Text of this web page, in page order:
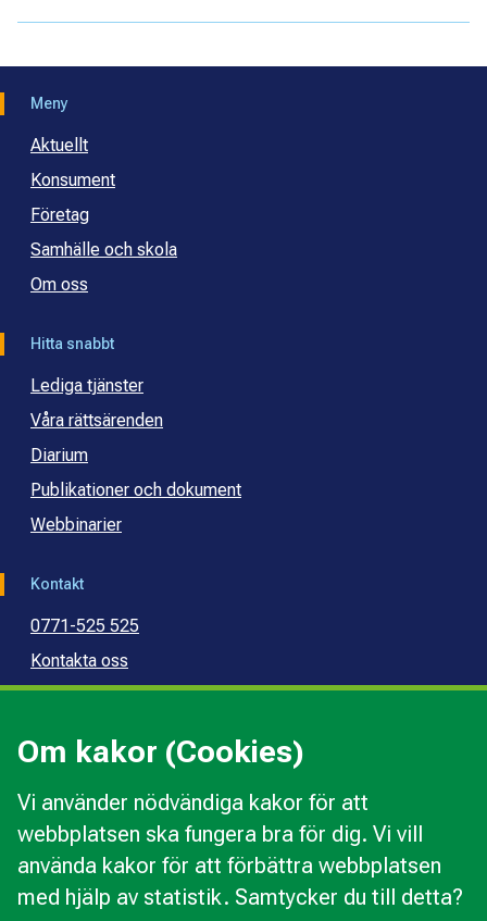
Om kakor (Cookies)
Vi använder nödvändiga kakor för att
webbplatsen ska fungera bra för dig. Vi vill
använda kakor för att förbättra webbplatsen
med hjälp av statistik. Samtycker du till detta?
Meny
Aktuellt
Konsument
Företag
Samhälle och skola
Om oss
Hitta snabbt
Lediga tjänster
Våra rättsärenden
Diarium
Publikationer och dokument
Webbinarier
Kontakt
0771-525 525
Kontakta oss
Press
Kommunal budget- och skuldrådgivning
Om webbplatsen